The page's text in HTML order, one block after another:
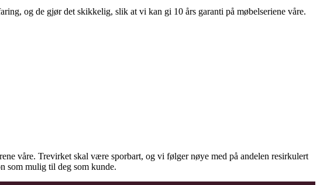
og de gjør det skikkelig, slik at vi kan gi 10 års garanti på møbelseriene våre.
våre. Trevirket skal være sporbart, og vi følger nøye med på andelen resirkulert
som mulig til deg som kunde.